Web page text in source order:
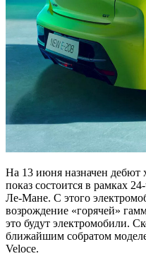
На 13 июня назначен дебют
показ состоится в рамках
Ле-Мане. С этого
возрождение «горячей»
это будут электромобили.
ближайшим собратом
Veloce.